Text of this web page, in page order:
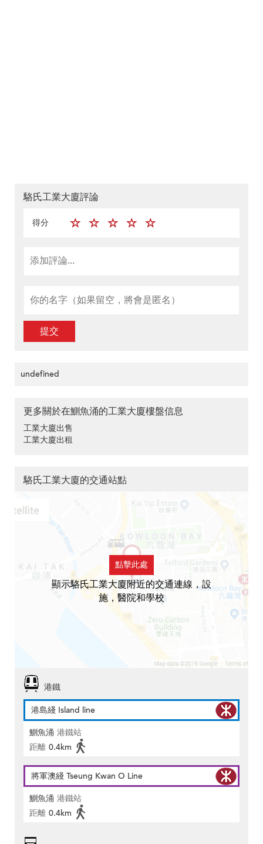
駱氏工業大廈評論
得分
提交
undefined
更多關於在鰂魚涌的工業大廈樓盤信息
工業大廈出售
工業大廈出租
駱氏工業大廈的交通站點
點擊此處
顯示駱氏工業大廈附近的交通連線，設
施，醫院和學校
港鐵
港島綫 Island line
鰂魚涌 港鐵站
距離 0.4km
將軍澳綫 Tseung Kwan O Line
鰂魚涌 港鐵站
距離 0.4km